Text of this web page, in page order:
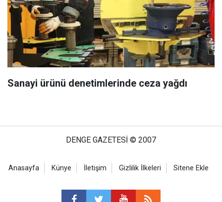
Sanayi ürünü denetimlerinde ceza yağdı
DENGE GAZETESİ © 2007
Anasayfa Künye İletişim Gizlilik İlkeleri Sitene Ekle